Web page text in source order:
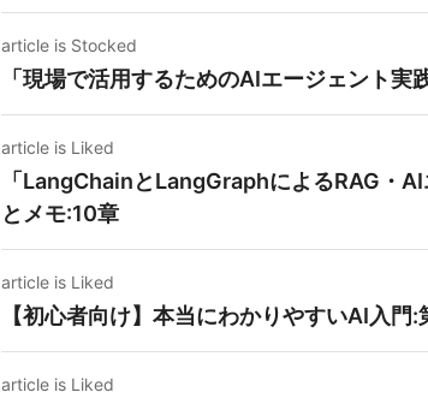
article is Stocked
「現場で活用するためのAIエージェント
article is Liked
「LangChainとLangGraphによるRAG・
とメモ:10章
article is Liked
【初心者向け】本当にわかりやすいAI入
article is Liked